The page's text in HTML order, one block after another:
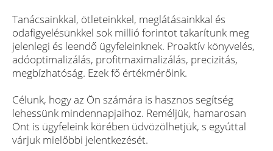
Tanácsainkkal, ötleteinkkel, meglátásainkkal és
odafigyelésünkkel sok millió forintot takarítunk meg
jelenlegi és leendő ügyfeleinknek. Proaktív könyvelés,
adóoptimalizálás, profitmaximalizálás, precizitás,
megbízhatóság. Ezek fő értékmérőink.
Célunk, hogy az Ön számára is hasznos segítség
lehessünk mindennapjaihoz. Reméljük, hamarosan
Önt is ügyfeleink körében üdvözölhetjük, s egyúttal
várjuk mielőbbi jelentkezését.